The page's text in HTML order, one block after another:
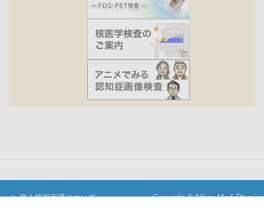
個人情報保護について
Copyright © Nihon Medi-Physics